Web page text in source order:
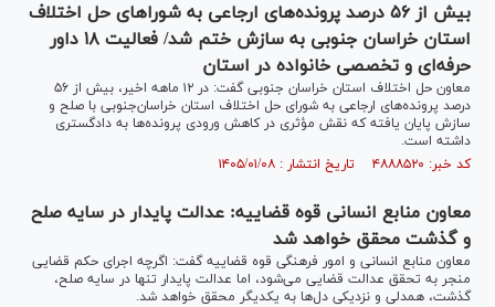
بیش از ۵۶ درصد پرونده‌های ارجاعی به شوراهای حل اختلاف
استان خراسان جنوبی به سازش ختم شد/ فعالیت ۱۸ داور
حرفه‌ای و تخصصی خانواده در استان
معاون حل اختلاف استان خراسان جنوبی گفت: در ۱۲ ماهه اخیر، بیش از ۵۶
درصد پرونده‌های ارجاعی به شورای حل اختلاف استان خراسان‌جنوبی با صلح و
سازش پایان یافته که نقش مؤثری در کاهش ورودی پرونده‌ها به دادگستری
داشته است.
کد خبر: ۴۸۸۸۵۲۰ تاریخ انتشار : ۱۴۰۵/۰۱/۰۸
معاون منابع انسانی قوه قضاییه: عدالت پایدار در سایه صلح
و گذشت محقق خواهد شد
معاون منابع انسانی و امور فرهنگی قوه قضاییه گفت: اگرچه اجرای حکم قضایی
منجر به تحقق عدالت قضایی می‌شود، اما عدالت پایدار تنها در سایه صلح،
گذشت، همدلی و نزدیکی دل‌ها به یکدیگر محقق خواهد شد.